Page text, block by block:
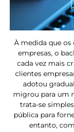
À medida que os
empresas, o
cada vez mais
clientes
adotou
migrou para um
trata-se
pública para
entanto,